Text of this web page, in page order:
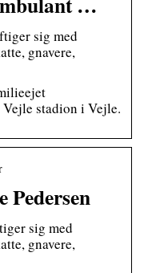
sig med
gnavere,
stadion i Vejle.
Pedersen
sig med
gnavere,